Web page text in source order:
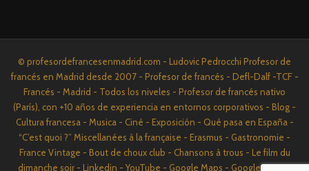
© profesordefrancesenmadrid.com - Ludovic Pedrocchi Profesor de
francés en Madrid desde 2007 - Profesor de francés - Defl-Dalf -TCF -
Francés - Madrid - Todos los niveles - Profesor de francés nativo
(París), con +10 años de experiencia en entornos corporativos - Blog -
Cultura francesa - Musica - Ciné - Exposición - Qué pasa en España -
“C’est quoi ?” Miscellanées à la française - Erasmus - Gastronomie -
France Vintage - Bout de choux club - Chansons à trous - Le film du
dimanche soir - Linkedin - YouTube - Google Maps - Google News -